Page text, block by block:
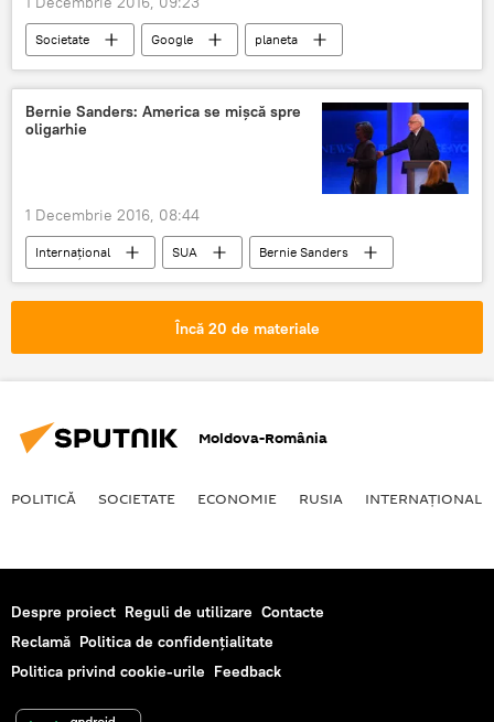
Societate Google
planeta
Ecologie
Bernie Sanders: America se mișcă spre
oligarhie
1 Decembrie 2016, 08:44
Internaţional SUA
Bernie Sanders
Oligarhie
Încă 20 de materiale
Moldova-România
POLITICĂ SOCIETATE ECONOMIE RUSIA INTERNAŢIONAL
Despre proiect Reguli de utilizare Contacte
Reclamă Politica de confidențialitate
Politica privind cookie-urile Feedback